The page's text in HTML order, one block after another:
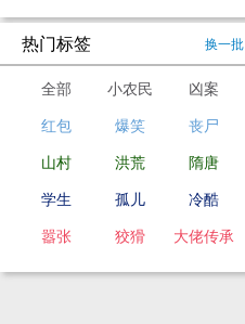
热门标签 换一批
全部 小农民 凶案
红包 爆笑 丧尸
山村 洪荒 隋唐
学生 孤儿 冷酷
嚣张 狡猾 大佬传承